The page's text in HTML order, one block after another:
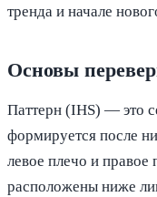
тренда и начале
Основы
Паттерн (IHS) — это
формируется после
левое плечо и правое
расположены ниже